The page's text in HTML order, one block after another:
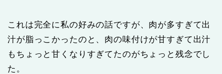
これは完全に私の好みの話ですが、肉が多すぎて出
汁が脂っこかったのと、肉の味付けが甘すぎて出汁
もちょっと甘くなりすぎてたのがちょっと残念でし
た。